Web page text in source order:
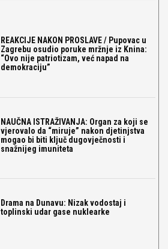
REAKCIJE NAKON PROSLAVE / Pupovac u
Zagrebu osudio poruke mržnje iz Knina:
“Ovo nije patriotizam, već napad na
demokraciju”
NAUČNA ISTRAŽIVANJA: Organ za koji se
vjerovalo da “miruje” nakon djetinjstva
mogao bi biti ključ dugovječnosti i
snažnijeg imuniteta
Drama na Dunavu: Nizak vodostaj i
toplinski udar gase nuklearke